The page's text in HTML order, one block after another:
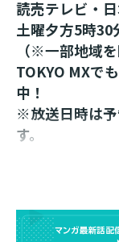
読売テレビ・
土曜夕方5時30
（※一部地域を
TOKYO MXで
中！
※放送日時は予
す。
「このライト
シリーズ累計